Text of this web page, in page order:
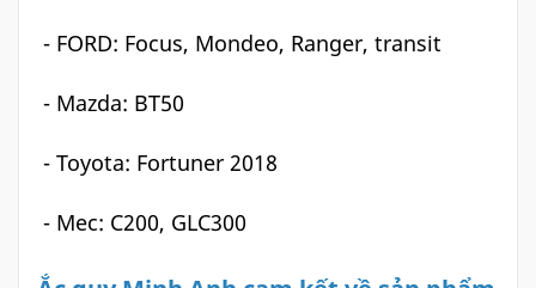
- FORD: Focus, Mondeo, Ranger, transit
- Mazda: BT50
- Toyota: Fortuner 2018
- Mec: C200, GLC300